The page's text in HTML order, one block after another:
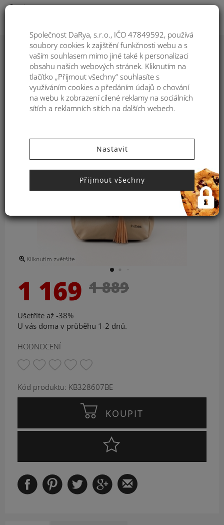
Kabelka přes rameno z
nepromokavého materiálu Kbas s
ozdobným zapínáním béžová
328607BE
Kliknutím zvětšíte
1 169 1 889
Ušetříte až -38%
U vás doma v průběhu 1-2 dnů.
HODNOCENÍ
Kód produktu: KB328607BE
KOUPIT
Společnost DaRya, s.r.o., IČO 47849592, používá
soubory cookies k zajištění funkčnosti webu a s
vaším souhlasem mimo jiné také k personalizaci
obsahu našich webových stránek. Kliknutím na
tlačítko „Přijmout všechny“ souhlasíte s
využíváním cookies a předáním údajů o chování
na webu k zobrazení cílené reklamy na sociálních
sítích a reklamních sítích na dalších webech.
Nastavit
Přijmout všechny